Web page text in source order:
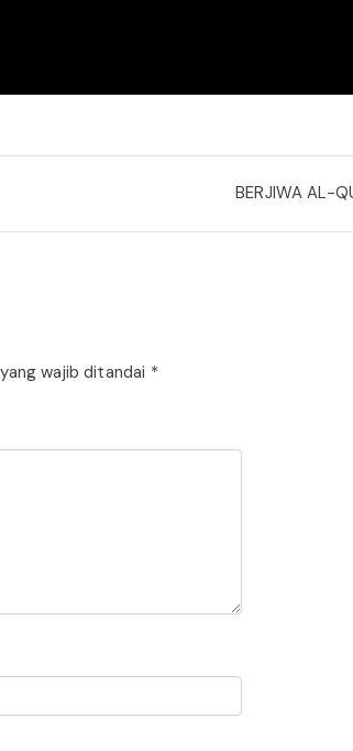
BERJIWA AL-
wajib ditandai *